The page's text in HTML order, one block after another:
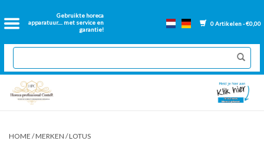
Gebruikte horeca
apparatuur.... met service en
garantie!
0 Artikelen - €0,00
Home
2dehands Horeca
Nieuwe apparatuur
HOME /MERKEN /LOTUS